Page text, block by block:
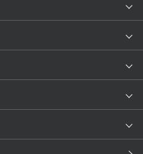
une nana cool